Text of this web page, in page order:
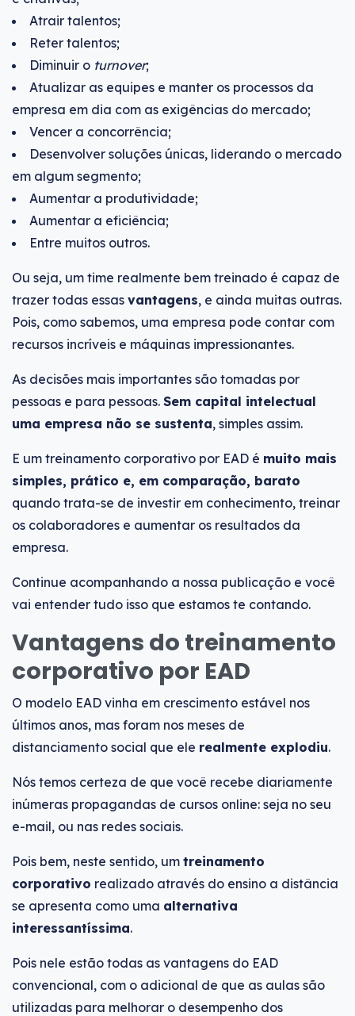
Atrair talentos;
Reter talentos;
Diminuir o turnover;
Atualizar as equipes e manter os processos da
empresa em dia com as exigências do mercado;
Vencer a concorrência;
Desenvolver soluções únicas, liderando o mercado
em algum segmento;
Aumentar a produtividade;
Aumentar a eficiência;
Entre muitos outros.
Ou seja, um time realmente bem treinado é capaz de
trazer todas essas vantagens, e ainda muitas outras.
Pois, como sabemos, uma empresa pode contar com
recursos incríveis e máquinas impressionantes.
As decisões mais importantes são tomadas por
pessoas e para pessoas. Sem capital intelectual
uma empresa não se sustenta, simples assim.
E um treinamento corporativo por EAD é muito mais
simples, prático e, em comparação, barato
quando trata-se de investir em conhecimento, treinar
os colaboradores e aumentar os resultados da
empresa.
Continue acompanhando a nossa publicação e você
vai entender tudo isso que estamos te contando.
Vantagens do treinamento
corporativo por EAD
O modelo EAD vinha em crescimento estável nos
últimos anos, mas foram nos meses de
distanciamento social que ele realmente explodiu.
Nós temos certeza de que você recebe diariamente
inúmeras propagandas de cursos online: seja no seu
e-mail, ou nas redes sociais.
Pois bem, neste sentido, um treinamento
corporativo realizado através do ensino a distância
se apresenta como uma alternativa
interessantíssima.
Pois nele estão todas as vantagens do EAD
convencional, com o adicional de que as aulas são
utilizadas para melhorar o desempenho dos